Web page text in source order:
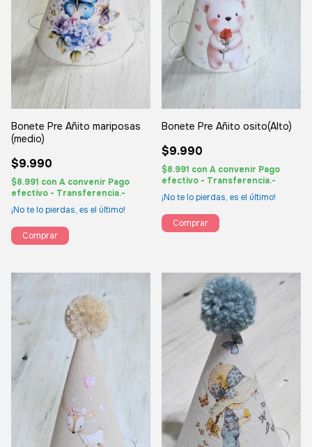
Bonete Pre Añito mariposas
(medio)
$9.990
$8.991 con A convenir Pago
efectivo - Transferencia.-
¡No te lo pierdas, es el último!
Comprar
Bonete Pre Añito osito(Alto)
$9.990
$8.991 con A convenir Pago
efectivo - Transferencia.-
¡No te lo pierdas, es el último!
Comprar